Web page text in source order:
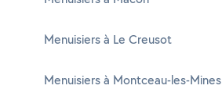
Menuisiers à Le Creusot
Menuisiers à Montceau-les-Mines